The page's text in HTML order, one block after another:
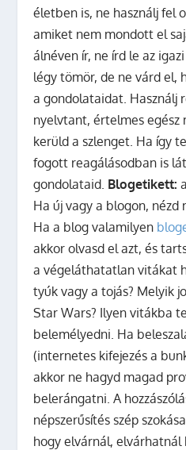
életben is, ne használj fel
amiket nem mondott el
álnéven ír, ne írd le az
légy tömör, de ne várd el,
a gondolataidat. Használj
nyelvtant, értelmes
kerüld a szlenget. Ha így
fogott reagálásodban is
gondolataid. Blogetikett:
Ha új vagy a blogon, nézd
Ha a blog valamilyen
akkor olvasd el azt, és
a végeláthatatlan vitákat
tyúk vagy a tojás? Melyik
Star Wars? Ilyen vitákba
belemélyedni. Ha
(internetes kifejezés a
akkor ne hagyd magad
belerángatni. A
népszerűsítés szép
hogy elvárnál, elvárhatnál